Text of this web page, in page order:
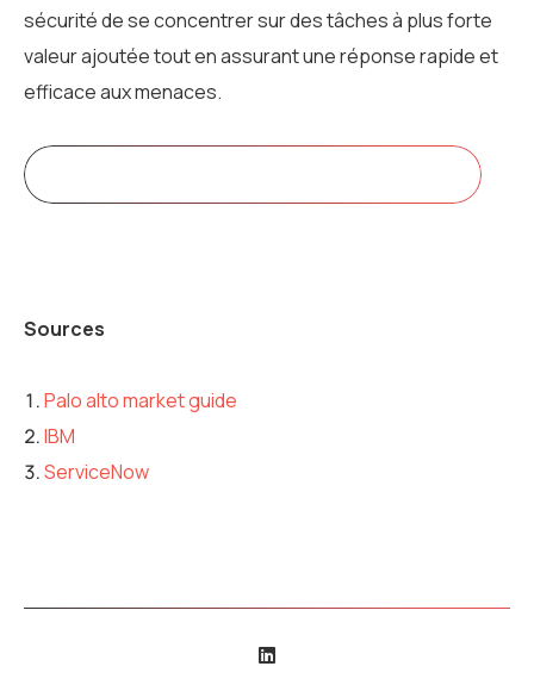
sécurité de se concentrer sur des tâches à plus forte
valeur ajoutée tout en assurant une réponse rapide et
efficace aux menaces.
Sources
Palo alto market guide
IBM
ServiceNow